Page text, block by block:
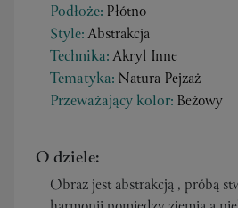
Podłoże: Płótno
Style:Abstrakcja
Technika:Akryl Inne
Tematyka: Natura Pejzaż
Przeważający kolor: Beżowy
O dziele:
Obraz jest abstrakcją , próbą